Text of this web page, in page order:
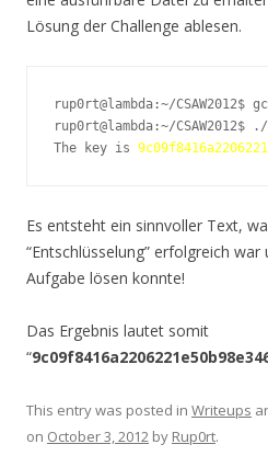
Lösung der Challenge ablesen.
rup0rt@lambda:~/
rup0rt@lambda:~/CSAW2012$
The key is
Es entsteht ein sinnvoller Text,
“Entschlüsselung” erfolgreich
Aufgabe lösen konnte!
Das Ergebnis lautet somit
“
This entry was posted in Writeups
on October 3, 2012 by Rup0rt.